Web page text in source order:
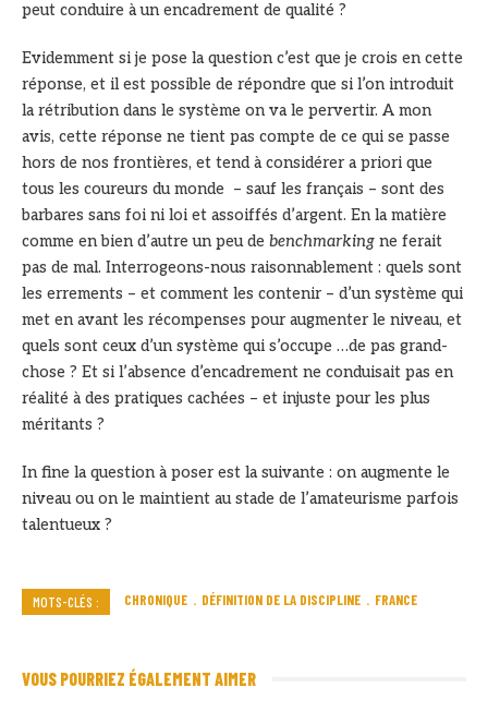
peut conduire à un encadrement de qualité ?
Evidemment si je pose la question c’est que je crois en cette
réponse, et il est possible de répondre que si l’on introduit
la rétribution dans le système on va le pervertir. A mon
avis, cette réponse ne tient pas compte de ce qui se passe
hors de nos frontières, et tend à considérer a priori que
tous les coureurs du monde – sauf les français – sont des
barbares sans foi ni loi et assoiffés d’argent. En la matière
comme en bien d’autre un peu de benchmarking ne ferait
pas de mal. Interrogeons-nous raisonnablement : quels sont
les errements – et comment les contenir – d’un système qui
met en avant les récompenses pour augmenter le niveau, et
quels sont ceux d’un système qui s’occupe …de pas grand-
chose ? Et si l’absence d’encadrement ne conduisait pas en
réalité à des pratiques cachées – et injuste pour les plus
méritants ?
In fine la question à poser est la suivante : on augmente le
niveau ou on le maintient au stade de l’amateurisme parfois
talentueux ?
MOTS-CLÉS : CHRONIQUE DÉFINITION DE LA DISCIPLINE FRANCE
VOUS POURRIEZ ÉGALEMENT AIMER